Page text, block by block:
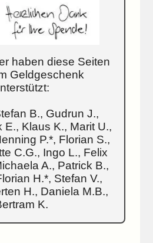
haben diese Seiten
Geldgeschenk
B., Gudrun J.,
E., Klaus K., Marit U.,
P.*, Florian S.,
C.G., Ingo L., Felix
A., Patrick B.,
H.*, Stefan V.,
H., Daniela M.B.,
K.